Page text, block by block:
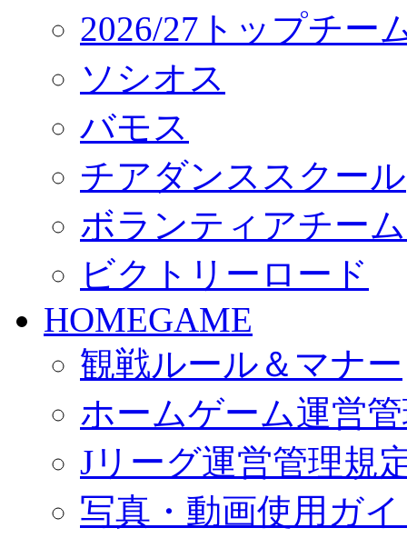
2026/27トップチー
ソシオス
バモス
チアダンススクール
ボランティアチー
ビクトリーロード
HOMEGAME
観戦ルール＆マナー
ホームゲーム運営
Jリーグ運営管理規
写真・動画使用ガ